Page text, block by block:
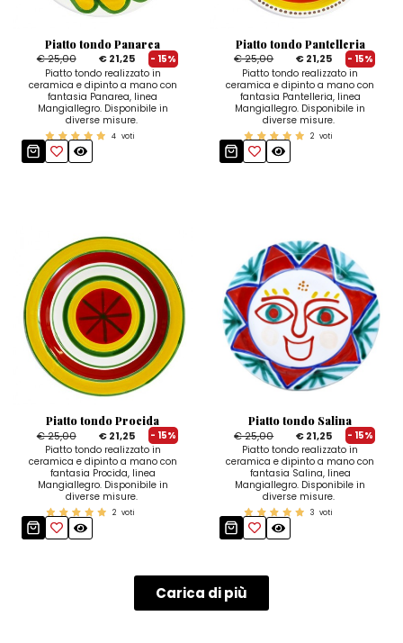
Piatto tondo Panarea
€ 25,00
€ 21,25
- 15%
Piatto tondo realizzato in
ceramica e dipinto a mano con
fantasia Panarea, linea
Mangiallegro. Disponibile in
diverse misure.
4 voti
Piatto tondo Pantelleria
€ 25,00
€ 21,25
- 15%
Piatto tondo realizzato in
ceramica e dipinto a mano con
fantasia Pantelleria, linea
Mangiallegro. Disponibile in
diverse misure.
2 voti
Piatto tondo Procida
€ 25,00
€ 21,25
- 15%
Piatto tondo realizzato in
ceramica e dipinto a mano con
fantasia Procida, linea
Mangiallegro. Disponibile in
diverse misure.
2 voti
Piatto tondo Salina
€ 25,00
€ 21,25
- 15%
Piatto tondo realizzato in
ceramica e dipinto a mano con
fantasia Salina, linea
Mangiallegro. Disponibile in
diverse misure.
3 voti
Carica di più